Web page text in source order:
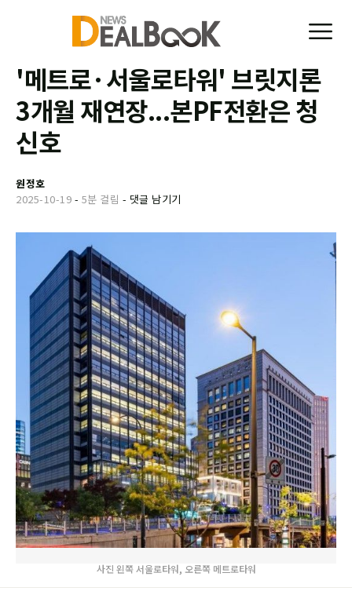
'메트로·서울로타워' 브릿지론
3개월 재연장...본PF전환은 청
신호
원정호
2025-10-19 - 5분 걸림 - 댓글 남기기
사진 왼쪽 서울로타워, 오른쪽 메트로타워